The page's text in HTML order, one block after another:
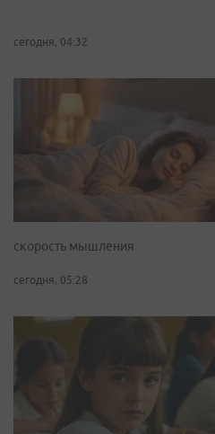
сегодня, 04:32
скорость мышления
сегодня, 05:28